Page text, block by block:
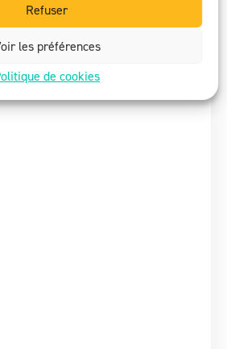
Refuser
les préférences
de cookies